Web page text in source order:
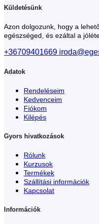
Küldetésünk
Azon dolgozunk, hogy a
egészséged, és ezáltal a
+36709401669
Adatok
Rendeléseim
Kedvenceim
Fiókom
Kilépés
Gyors hivatkozások
Rólunk
Kurzusok
Termékek
Szállítási információk
Kapcsolat
Információk